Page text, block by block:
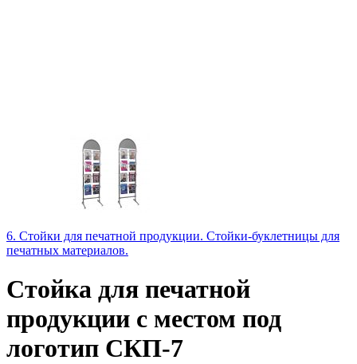
6. Стойки для печатной продукции. Стойки-буклетницы для
печатных материалов.
Стойка для печатной
продукции с местом под
логотип СКП-7